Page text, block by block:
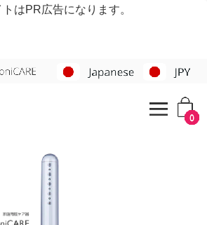
はPR広告になります。